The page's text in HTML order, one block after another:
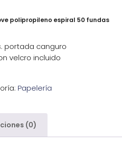
polipropileno espiral 50 fundas
portada canguro
velcro incluido
Papelería
(0)